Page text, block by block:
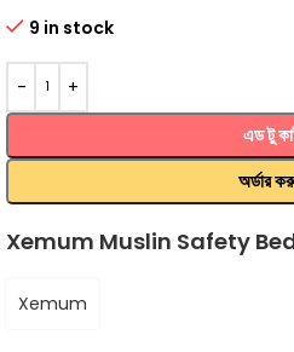
9 in stock
এড টু
অর্ডার
Xemum Muslin Safety
Xemum